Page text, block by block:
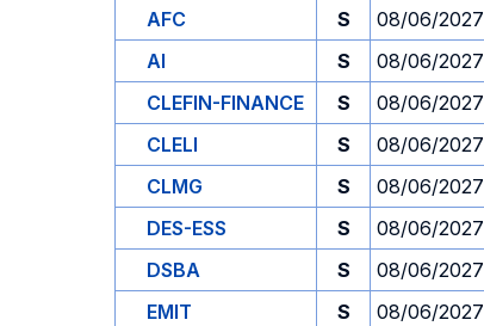
AFC
S 08/06/2027
AI
S 08/06/2027
CLEFIN-FINANCE
S 08/06/2027
CLELI
S 08/06/2027
CLMG
S 08/06/2027
DES-ESS
S 08/06/2027
DSBA
S 08/06/2027
EMIT
S 08/06/2027